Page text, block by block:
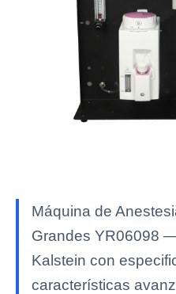
Máquina de
Grandes YR06098
Kalstein con
características